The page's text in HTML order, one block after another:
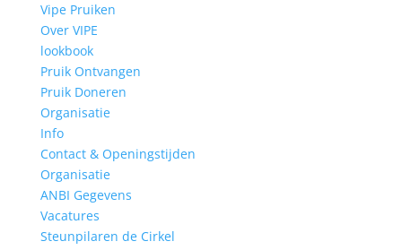
Vipe Pruiken
Over VIPE
lookbook
Pruik Ontvangen
Pruik Doneren
Organisatie
Info
Contact & Openingstijden
Organisatie
ANBI Gegevens
Vacatures
Steunpilaren de Cirkel